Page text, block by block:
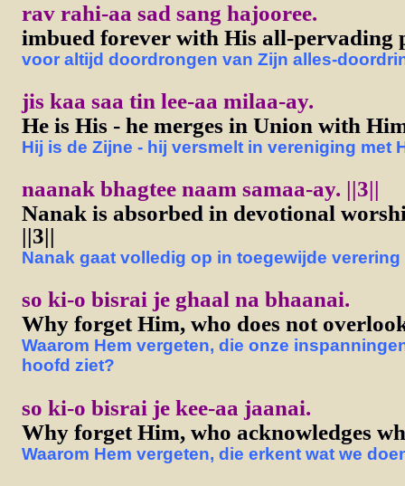
rav rahi-aa sad sang hajooree.
imbued forever with His all-pervading
voor altijd doordrongen van Zijn alles-
jis kaa saa tin lee-aa milaa-ay.
He is His - he merges in Union with
Hij is de Zijne - hij versmelt in vereniging met
naanak bhagtee naam samaa-ay. ||3||
Nanak is absorbed in devotional
||3||
Nanak gaat volledig op in toegewijde verering
so ki-o bisrai je ghaal na bhaanai.
Why forget Him, who does not
Waarom Hem vergeten, die onze
hoofd ziet?
so ki-o bisrai je kee-aa jaanai.
Why forget Him, who acknowledges
Waarom Hem vergeten, die erkent wat we